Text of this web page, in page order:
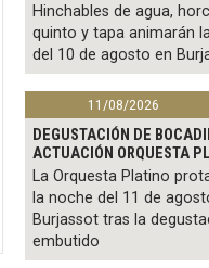
Hinchables de agua,
quinto y tapa animarán
del 10 de agosto en
11/08/2026
DEGUSTACIÓN DE
ACTUACIÓN ORQUESTA
La Orquesta Platino
la noche del 11 de
Burjassot tras la
embutido